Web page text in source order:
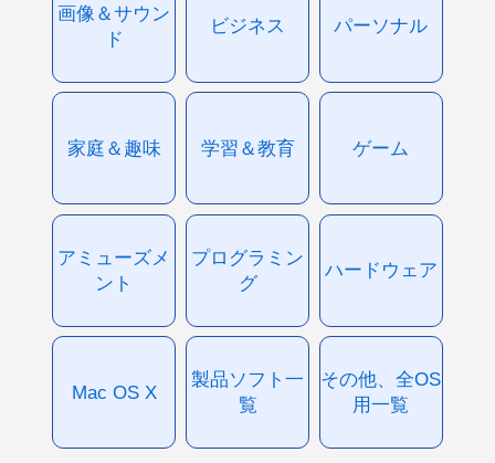
画像＆サウン
ド
ビジネス パーソナル
家庭＆趣味 学習＆教育 ゲーム
アミューズメ
ント
プログラミン
グ
ハードウェア
Mac OS X
製品ソフト一
覧
その他、全OS
用一覧